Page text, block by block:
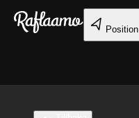
Gå till huvudinnehållet
Position